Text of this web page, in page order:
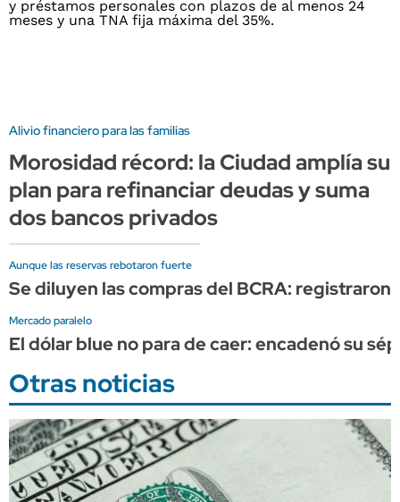
Alivio financiero para las familias
Morosidad récord: la Ciudad amplía su
plan para refinanciar deudas y suma
dos bancos privados
Aunque las reservas rebotaron fuerte
Se diluyen las compras del BCRA:
Mercado paralelo
El dólar blue no para de caer: encadenó su
Otras noticias